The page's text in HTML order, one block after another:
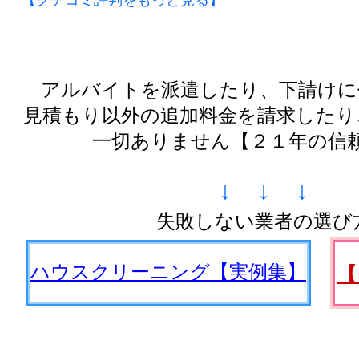
アルバイトを派遣したり、下請け
見積もり以外の追加料金を請求した
一切ありません【２１年の信
↓ ↓ ↓
失敗しない業者の選び
ハウスクリーニング【実例集】